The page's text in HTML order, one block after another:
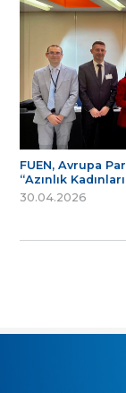
FUEN, Avrupa
“Azınlık
30.04.2026